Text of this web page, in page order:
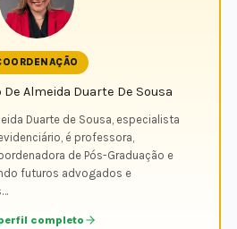
Almeida Duarte De Sousa
Duarte de Sousa, especialista
é professora,
de Pós-Graduação e
futuros advogados e
completo